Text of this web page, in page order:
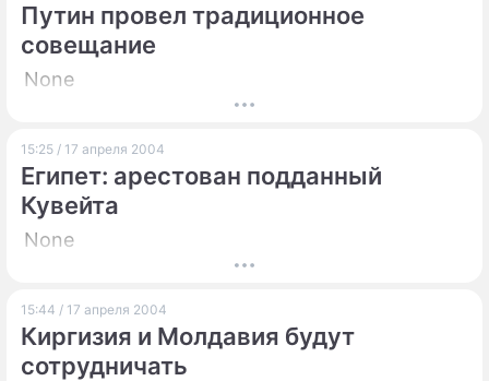
Путин провел традиционное
совещание
None
15:25 / 17 апреля 2004
Египет: арестован подданный
Кувейта
None
15:44 / 17 апреля 2004
Киргизия и Молдавия будут
сотрудничать